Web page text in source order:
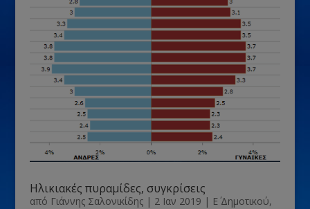
Ηλικιακές πυραμίδες, συγκρίσεις
από Γιάννης Σαλονικίδης| 2 Ιαν 2019 | Ε΄ Δημοτικού,